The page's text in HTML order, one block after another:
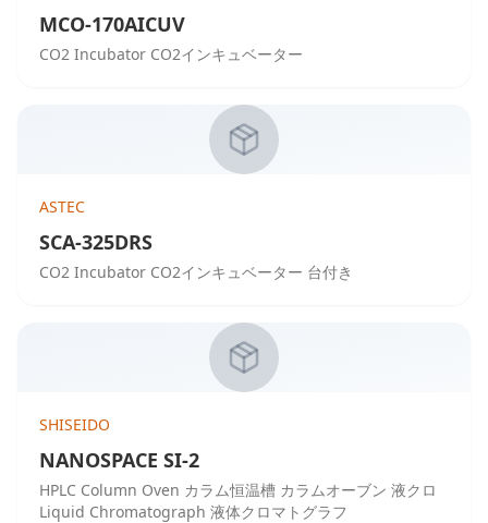
MCO-170AICUV
CO2 Incubator CO2インキュベーター
ASTEC
SCA-325DRS
CO2 Incubator CO2インキュベーター 台付き
SHISEIDO
NANOSPACE SI-2
HPLC Column Oven カラム恒温槽 カラムオーブン 液クロ
Liquid Chromatograph 液体クロマトグラフ